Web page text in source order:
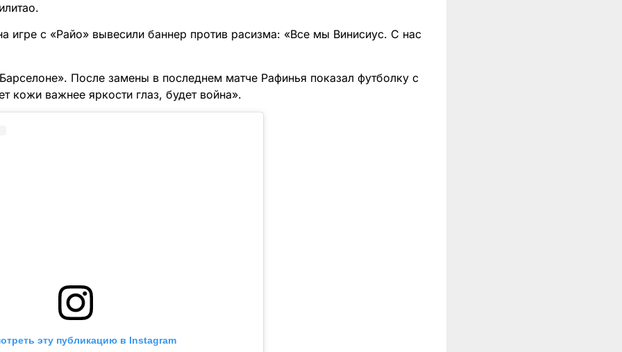
игре с «Райо» вывесили баннер против расизма: «Все мы Винисиус. С нас
После замены в последнем матче Рафинья показал футболку с
кожи важнее яркости глаз, будет война».
эту публикацию в Instagram